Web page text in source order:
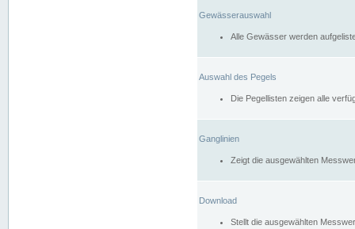
Gewässerauswahl
Alle Gewässer werden
Auswahl des Pegels
Die Pegellisten zeigen alle
Ganglinien
Zeigt die ausgewählten
Download
Stellt die ausgewählten